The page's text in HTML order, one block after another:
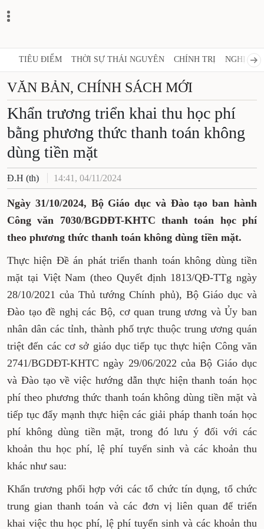
TIÊU ĐIỂM THỜI SỰ THÁI NGUYÊN CHÍNH TRỊ NGHỊ
VĂN BẢN, CHÍNH SÁCH MỚI
Khẩn trương triển khai thu học phí
bằng phương thức thanh toán không
dùng tiền mặt
Đ.H (th) 14:41, 04/11/2024
Ngày 31/10/2024, Bộ Giáo dục và Đào tạo ban hành
Công văn 7030/BGDĐT-KHTC thanh toán học phí
theo phương thức thanh toán không dùng tiền mặt.
Thực hiện Đề án phát triển thanh toán không dùng tiền
mặt tại Việt Nam (theo Quyết định 1813/QĐ-TTg ngày
28/10/2021 của Thủ tướng Chính phủ), Bộ Giáo dục và
Đào tạo đề nghị các Bộ, cơ quan trung ương và Ủy ban
nhân dân các tỉnh, thành phố trực thuộc trung ương quán
triệt đến các cơ sở giáo dục tiếp tục thực hiện Công văn
2741/BGDĐT-KHTC ngày 29/06/2022 của Bộ Giáo dục
và Đào tạo về việc hướng dẫn thực hiện thanh toán học
phí theo phương thức thanh toán không dùng tiền mặt và
tiếp tục đẩy mạnh thực hiện các giải pháp thanh toán học
phí không dùng tiền mặt, trong đó lưu ý đối với các
khoản thu học phí, lệ phí tuyển sinh và các khoản thu
khác như sau:
Khẩn trương phối hợp với các tổ chức tín dụng, tổ chức
trung gian thanh toán và các đơn vị liên quan để triển
khai việc thu học phí, lệ phí tuyển sinh và các khoản thu